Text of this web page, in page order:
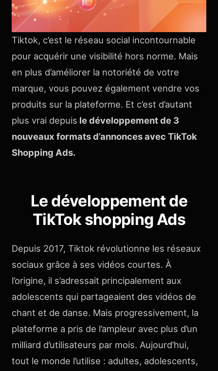
Tiktok, c’est le réseau social incontournable
pour acquérir une visibilité hors norme. Mais
en plus d’améliorer la notoriété de votre
marque, vous pouvez également vendre vos
produits sur la plateforme. Et c’est d’autant
plus vrai depuis le développement de 3
nouveaux formats d’annonces avec TikTok
Shopping Ads.
Le développement de
TikTok shopping Ads
Depuis 2017, Tiktok révolutionne les réseaux
sociaux grâce à ses vidéos courtes. À
l’origine, il s’adressait principalement aux
adolescents qui partageaient des vidéos de
chant et de danse. Mais progressivement, la
plateforme a pris de l’ampleur avec plus d’un
milliard d’utilisateurs par mois. Aujourd’hui,
tout le monde l’utilise : adultes, adolescents,